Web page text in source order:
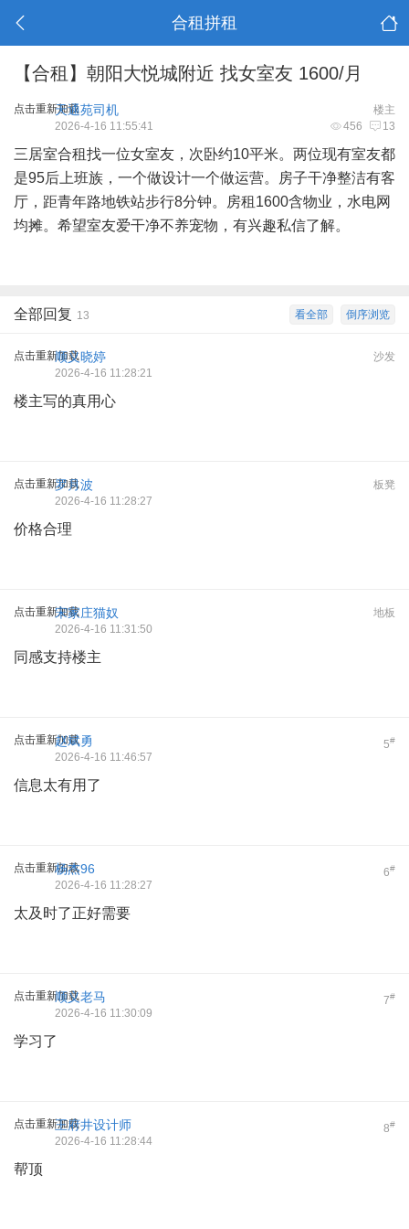
合租拼租
【合租】朝阳大悦城附近 找女室友 1600/月
点击重新加载 楼主
天通苑司机
456 13
2026-4-16 11:55:41
三居室合租找一位女室友，次卧约10平米。两位现有室友都
是95后上班族，一个做设计一个做运营。房子干净整洁有客
厅，距青年路地铁站步行8分钟。房租1600含物业，水电网
均摊。希望室友爱干净不养宠物，有兴趣私信了解。
倒序浏览
看全部
全部回复 13
点击重新加载 沙发
顺义晓婷
2026-4-16 11:28:21
楼主写的真用心
点击重新加载 板凳
罗月波
2026-4-16 11:28:27
价格合理
点击重新加载 地板
宋家庄猫奴
2026-4-16 11:31:50
同感支持楼主
点击重新加载 5#
赵斌勇
2026-4-16 11:46:57
信息太有用了
点击重新加载 6#
杨杰96
2026-4-16 11:28:27
太及时了正好需要
点击重新加载 7#
顺义老马
2026-4-16 11:30:09
学习了
点击重新加载 8#
王府井设计师
2026-4-16 11:28:44
帮顶